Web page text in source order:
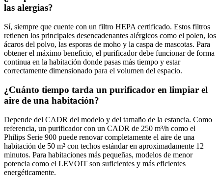
las alergias?
Sí, siempre que cuente con un filtro HEPA certificado. Estos filtros
retienen los principales desencadenantes alérgicos como el polen, los
ácaros del polvo, las esporas de moho y la caspa de mascotas. Para
obtener el máximo beneficio, el purificador debe funcionar de forma
continua en la habitación donde pasas más tiempo y estar
correctamente dimensionado para el volumen del espacio.
¿Cuánto tiempo tarda un purificador en limpiar el
aire de una habitación?
Depende del CADR del modelo y del tamaño de la estancia. Como
referencia, un purificador con un CADR de 250 m³/h como el
Philips Serie 900 puede renovar completamente el aire de una
habitación de 50 m² con techos estándar en aproximadamente 12
minutos. Para habitaciones más pequeñas, modelos de menor
potencia como el LEVOIT son suficientes y más eficientes
energéticamente.